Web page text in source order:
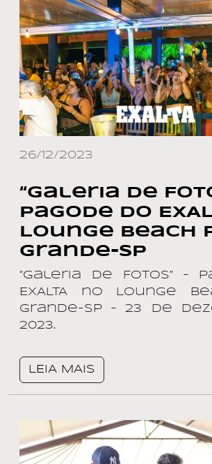
26/12/2023
“Galeria de
Pagode do
Lounge Beach
Grande-SP
“Galeria de Fotos” –
EXALTA no Lounge
Grande-SP – 23 de
2023.
LEIA MAIS